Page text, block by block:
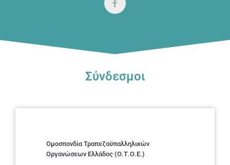
Σύνδεσμοι
Ομοσπονδία Τραπεζοϋπαλληλικών
Οργανώσεων Ελλάδος (Ο.Τ.Ο.Ε.)